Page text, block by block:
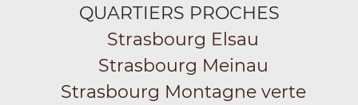
QUARTIERS PROCHES
Strasbourg Elsau
Strasbourg Meinau
Strasbourg Montagne verte